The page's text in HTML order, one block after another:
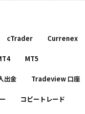
cTrader Currenex
MT5
出金 Tradeview 口座
コピートレード